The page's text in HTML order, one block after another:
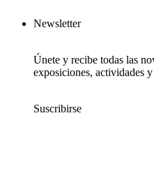
Newsletter
Únete y recibe todas las
exposiciones, actividades
Suscribirse